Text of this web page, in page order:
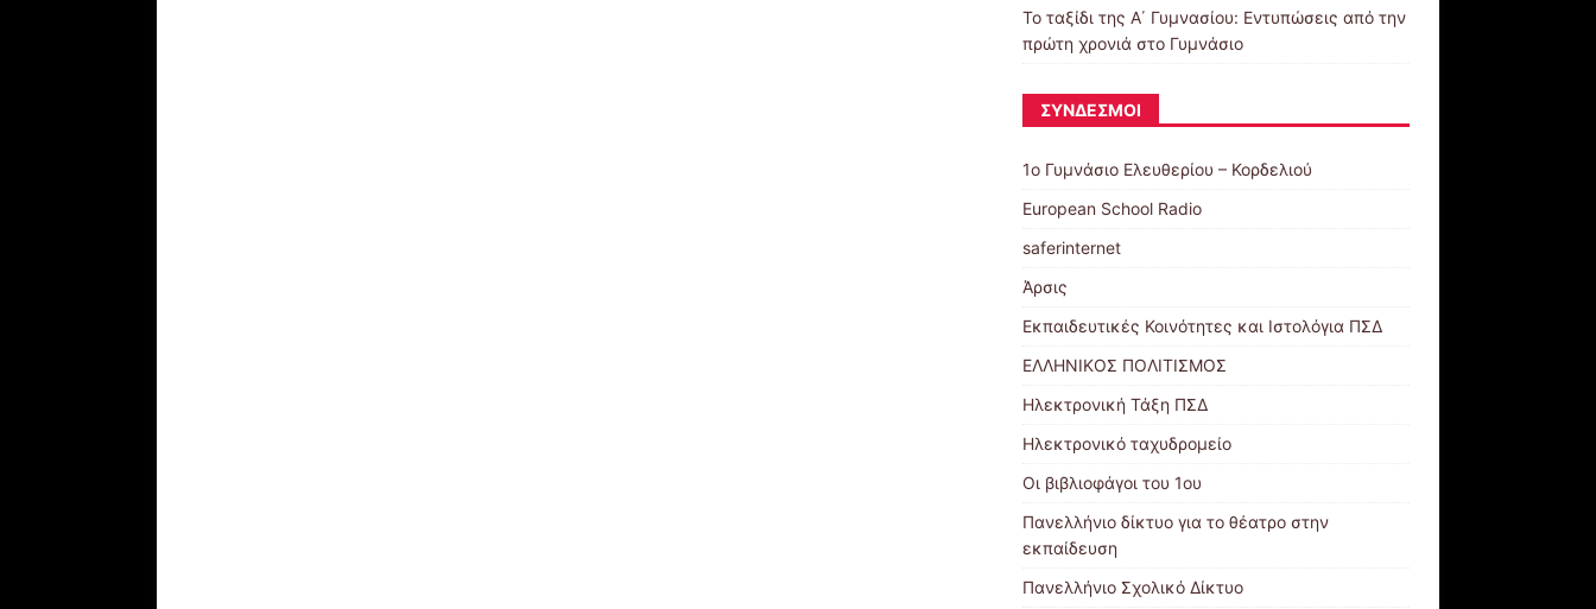
Το ταξίδι της Α΄ Γυμνασίου: Εντυπώσεις από την
πρώτη χρονιά στο Γυμνάσιο
ΣΎΝΔΕΣΜΟΙ
1ο Γυμνάσιο Ελευθερίου – Κορδελιού
European School Radio
saferinternet
Άρσις
Εκπαιδευτικές Κοινότητες και Ιστολόγια ΠΣΔ
ΕΛΛΗΝΙΚΟΣ ΠΟΛΙΤΙΣΜΟΣ
Ηλεκτρονική Τάξη ΠΣΔ
Ηλεκτρονικό ταχυδρομείο
Οι βιβλιοφάγοι του 1ου
Πανελλήνιο δίκτυο για το θέατρο στην
εκπαίδευση
Πανελλήνιο Σχολικό Δίκτυο